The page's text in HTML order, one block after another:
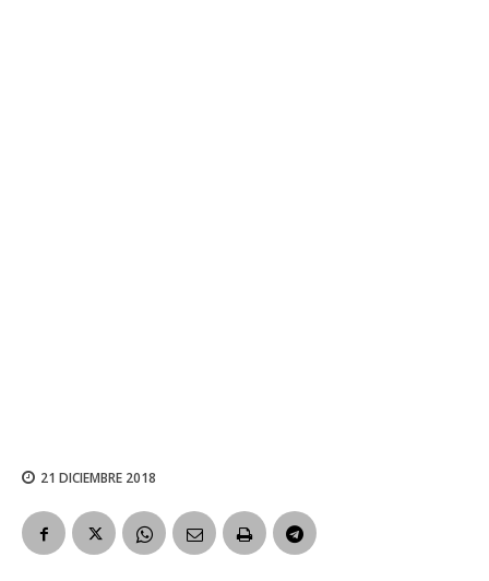
21 DICIEMBRE 2018